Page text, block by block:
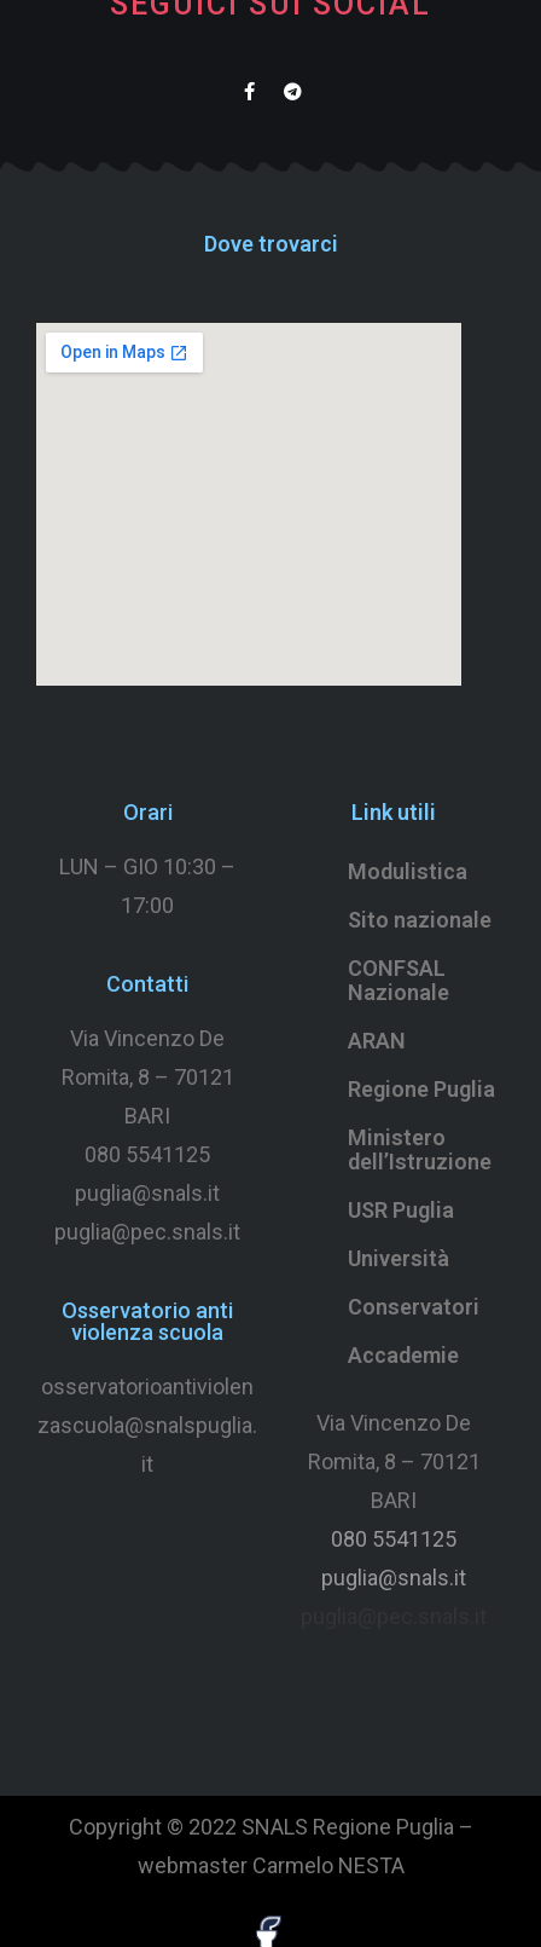
Dove trovarci
Orari
LUN – GIO 10:30 –
17:00
Contatti
Via Vincenzo De
Romita, 8 – 70121
BARI
080 5541125
puglia@snals.it
puglia@pec.snals.it
Osservatorio anti
violenza scuola
osservatorioantiviolen
zascuola@snalspuglia.
it
Link utili
Modulistica
Sito nazionale
CONFSAL
Nazionale
ARAN
Regione Puglia
Ministero
dell’Istruzione
USR Puglia
Università
Conservatori
Accademie
Via Vincenzo De
Romita, 8 – 70121
BARI
080 5541125
puglia@snals.it
Copyright © 2022 SNALS Regione Puglia –
webmaster Carmelo NESTA